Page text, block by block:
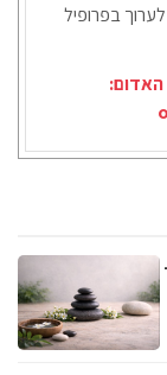
בפרופיל
האדום: